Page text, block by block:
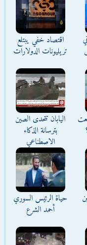
اقتصاد خفي يبتلع
تريليونات الدولارات
اليابان تتحدى الصين
بترسانة الذكاء
الاصطناعي
حياة الرئيس السوري
أحمد الشرع